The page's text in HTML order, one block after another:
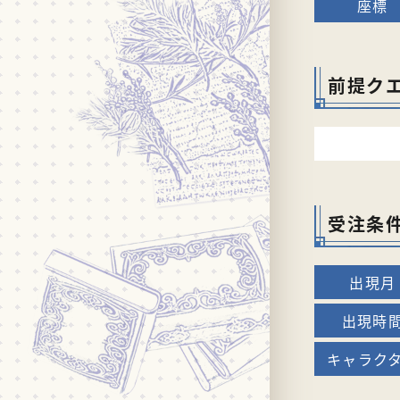
前提ク
受注条